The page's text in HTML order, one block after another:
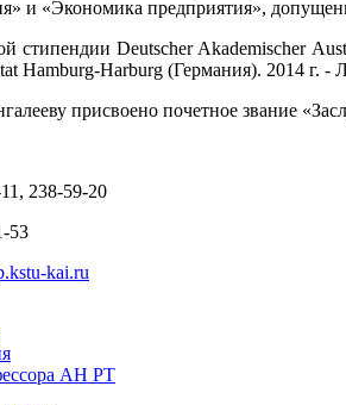
и «Экономика предприятия»,
стипендии Deutscher Akademischer
Hamburg-Harburg (Германия). 2014 г. -
присвоено почетное звание
238-59-20
53
kai.ru
АН РТ